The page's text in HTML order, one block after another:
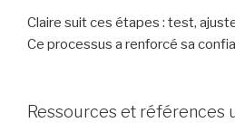
Claire suit ces étapes : test,
Ce processus a renforcé sa
Ressources et références